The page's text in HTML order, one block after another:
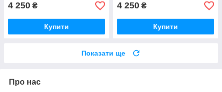
4 250 ₴
Купити
4 250 ₴
Купити
Показати ще
Про нас